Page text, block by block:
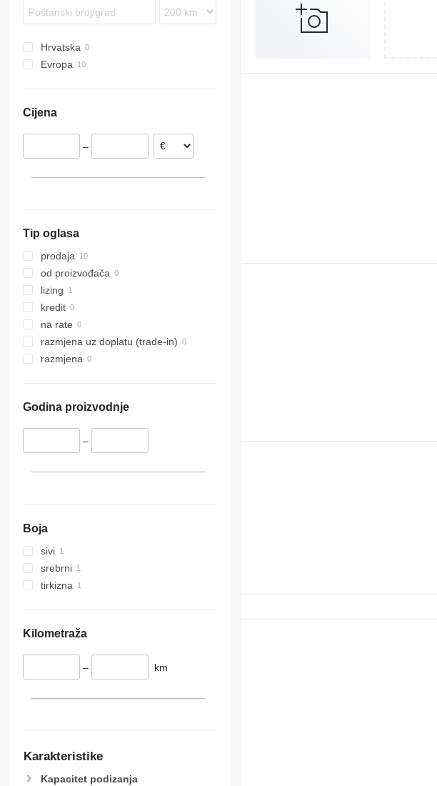
SPR
Hrvatska
Evropa
Cijena
–
Tip oglasa
prodaja
od proizvođača
lizing
kredit
na rate
razmjena uz doplatu (trade-in)
razmjena
Godina proizvodnje
–
Boja
sivi
srebrni
tirkizna
Kilometraža
– km
Karakteristike
Kapacitet podizanja